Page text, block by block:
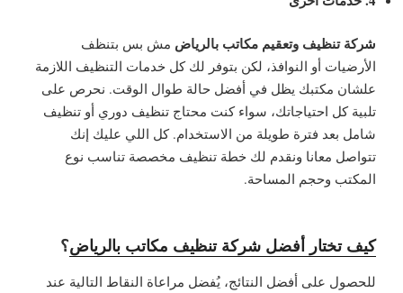
شركة تنظيف وتعقيم مكاتب بالرياض مش بس بتنظف
الأرضيات أو النوافذ، لكن بتوفر لك كل خدمات التنظيف اللازمة
علشان مكتبك يظل في أفضل حالة طوال الوقت. نحرص على
تلبية كل احتياجاتك، سواء كنت محتاج تنظيف دوري أو تنظيف
شامل بعد فترة طويلة من الاستخدام. كل اللي عليك إنك
تتواصل معانا ونقدم لك خطة تنظيف مخصصة تناسب نوع
المكتب وحجم المساحة.
كيف تختار أفضل شركة تنظيف مكاتب بالرياض؟
للحصول على أفضل النتائج، يُفضل مراعاة النقاط التالية عند